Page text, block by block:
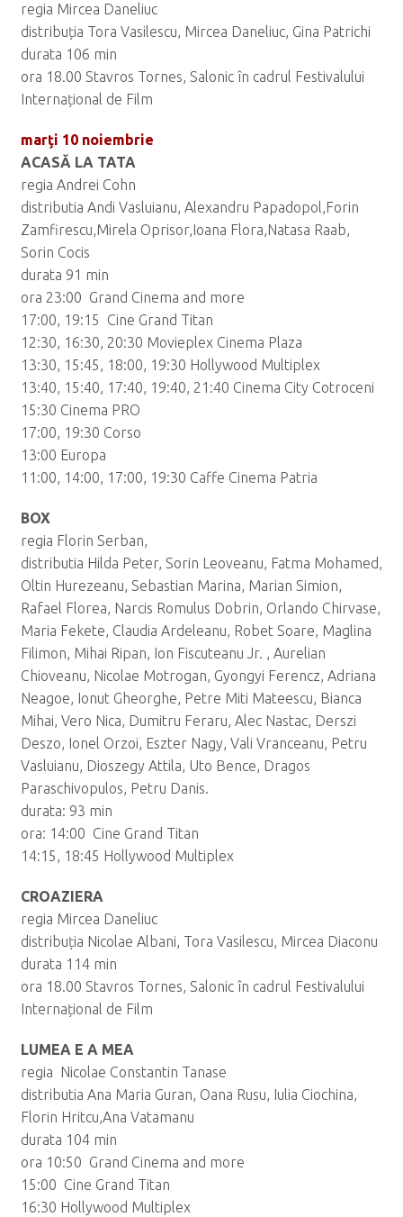
regia Mircea Daneliuc
distribuția Tora Vasilescu, Mircea Daneliuc, Gina Patrichi
durata 106 min
ora 18.00 Stavros Tornes, Salonic în cadrul Festivalului
Internațional de Film
marţi 10 noiembrie
ACASĂ LA TATA
regia Andrei Cohn
distributia Andi Vasluianu, Alexandru Papadopol,Forin
Zamfirescu,Mirela Oprisor,Ioana Flora,Natasa Raab,
Sorin Cocis
durata 91 min
ora 23:00 Grand Cinema and more
17:00, 19:15 Cine Grand Titan
12:30, 16:30, 20:30 Movieplex Cinema Plaza
13:30, 15:45, 18:00, 19:30 Hollywood Multiplex
13:40, 15:40, 17:40, 19:40, 21:40 Cinema City Cotroceni
15:30 Cinema PRO
17:00, 19:30 Corso
13:00 Europa
11:00, 14:00, 17:00, 19:30 Caffe Cinema Patria
BOX
regia Florin Serban,
distributia Hilda Peter, Sorin Leoveanu, Fatma Mohamed,
Oltin Hurezeanu, Sebastian Marina, Marian Simion,
Rafael Florea, Narcis Romulus Dobrin, Orlando Chirvase,
Maria Fekete, Claudia Ardeleanu, Robet Soare, Maglina
Filimon, Mihai Ripan, Ion Fiscuteanu Jr. , Aurelian
Chioveanu, Nicolae Motrogan, Gyongyi Ferencz, Adriana
Neagoe, Ionut Gheorghe, Petre Miti Mateescu, Bianca
Mihai, Vero Nica, Dumitru Feraru, Alec Nastac, Derszi
Deszo, Ionel Orzoi, Eszter Nagy, Vali Vranceanu, Petru
Vasluianu, Dioszegy Attila, Uto Bence, Dragos
Paraschivopulos, Petru Danis.
durata: 93 min
ora: 14:00 Cine Grand Titan
14:15, 18:45 Hollywood Multiplex
CROAZIERA
regia Mircea Daneliuc
distribuția Nicolae Albani, Tora Vasilescu, Mircea Diaconu
durata 114 min
ora 18.00 Stavros Tornes, Salonic în cadrul Festivalului
Internațional de Film
LUMEA E A MEA
regia Nicolae Constantin Tanase
distributia Ana Maria Guran, Oana Rusu, Iulia Ciochina,
Florin Hritcu,Ana Vatamanu
durata 104 min
ora 10:50 Grand Cinema and more
15:00 Cine Grand Titan
16:30 Hollywood Multiplex